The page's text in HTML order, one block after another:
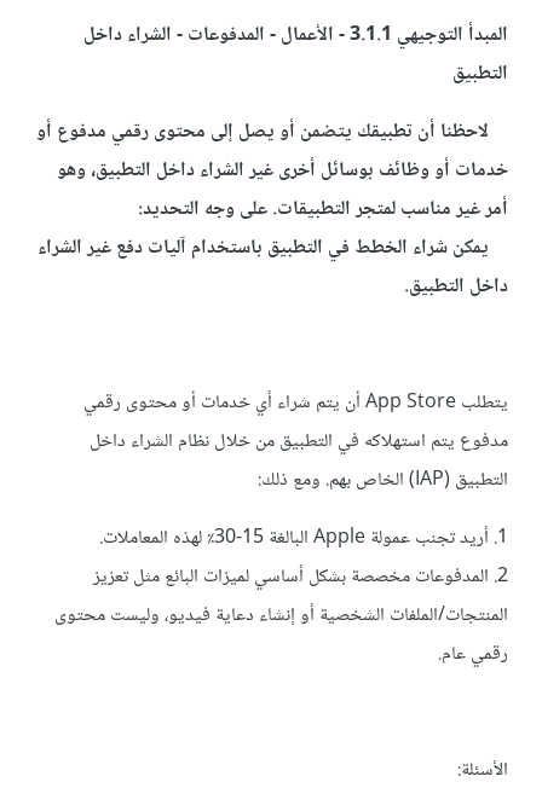
المبدأ التوجيهي 3.1.1 - الأعمال - المدفوعات - الشراء داخل
التطبيق
لاحظنا أن تطبيقك يتضمن أو يصل إلى محتوى رقمي مدفوع أو
خدمات أو وظائف بوسائل أخرى غير الشراء داخل التطبيق، وهو
أمر غير مناسب لمتجر التطبيقات. على وجه التحديد:
يمكن شراء الخطط في التطبيق باستخدام آليات دفع غير الشراء
داخل التطبيق.
يتطلب App Store أن يتم شراء أي خدمات أو محتوى رقمي
مدفوع يتم استهلاكه في التطبيق من خلال نظام الشراء داخل
التطبيق (IAP) الخاص بهم. ومع ذلك:
1. أريد تجنب عمولة Apple البالغة 15-30٪ لهذه المعاملات.
2. المدفوعات مخصصة بشكل أساسي لميزات البائع مثل تعزيز
المنتجات/الملفات الشخصية أو إنشاء دعاية فيديو، وليست محتوى
رقمي عام.
الأسئلة: